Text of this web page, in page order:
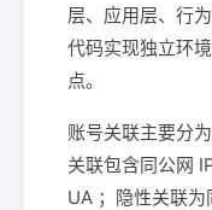
层、应用层、行
代码实现独立环
点。
账号关联主要分
关联包含同公网
UA ；隐性关联